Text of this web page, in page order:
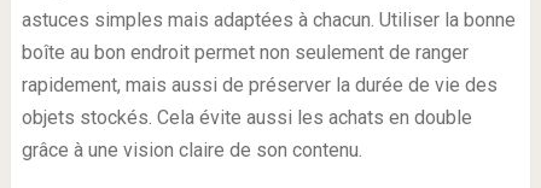
astuces simples mais adaptées à chacun. Utiliser la bonne
boîte au bon endroit permet non seulement de ranger
rapidement, mais aussi de préserver la durée de vie des
objets stockés. Cela évite aussi les achats en double
grâce à une vision claire de son contenu.